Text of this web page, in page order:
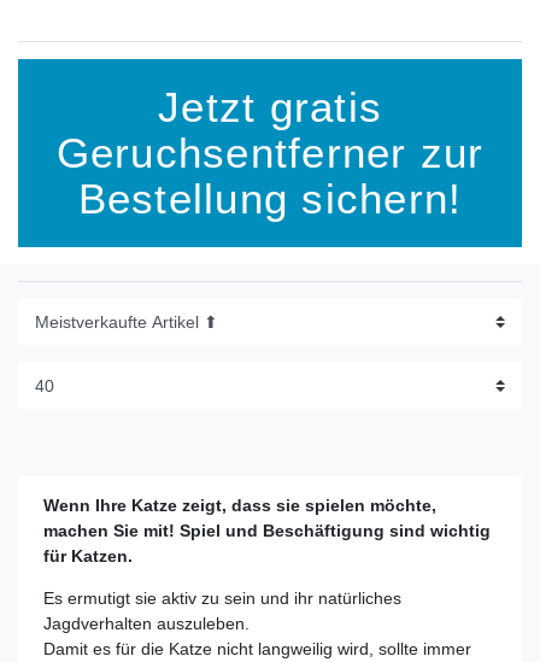
Jetzt gratis
Geruchsentferner zur
Bestellung sichern!
Wenn Ihre Katze zeigt, dass sie spielen möchte,
machen Sie mit! Spiel und Beschäftigung sind wichtig
für Katzen.
Es ermutigt sie aktiv zu sein und ihr natürliches
Jagdverhalten auszuleben.
Damit es für die Katze nicht langweilig wird, sollte immer